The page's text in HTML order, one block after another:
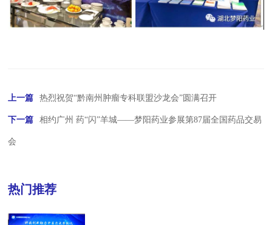
上一篇 热烈祝贺“黔南州肿瘤专科联盟沙龙会”圆满召开
下一篇 相约广州 药“闪”羊城——梦阳药业参展第87届全国药品交易
会
热门推荐